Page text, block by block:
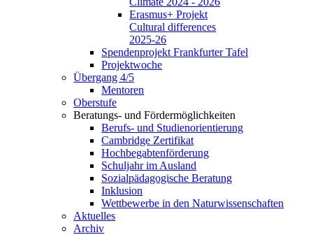
Erasmus+ Projekt
Cultural differences
2025-26
Spendenprojekt Frankfurter Tafel
Projektwoche
Übergang 4/5
Mentoren
Oberstufe
Beratungs- und Fördermöglichkeiten
Berufs- und Studienorientierung
Cambridge Zertifikat
Hochbegabtenförderung
Schuljahr im Ausland
Sozialpädagogische Beratung
Inklusion
Wettbewerbe in den Naturwissenschaften
Aktuelles
Archiv